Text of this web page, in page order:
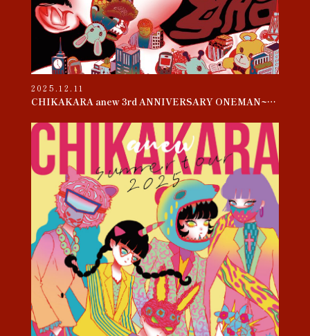
2025.12.11
CHIKAKARA anew 3rd ANNIVERSARY ONEMAN~母胎~